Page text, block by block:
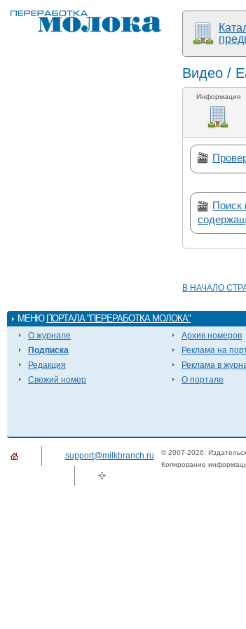
Видео /
Информация
Поиск
В НАЧАЛО
МЕНЮ ПОРТАЛА "ПЕРЕРАБОТКА МОЛОКА"
О журнале
Подписка
Редакция
Свежий номер
Архив номеров
Реклама на
Реклама в
О портале
support@milkbranch.ru © 2007-2026.
Копирование